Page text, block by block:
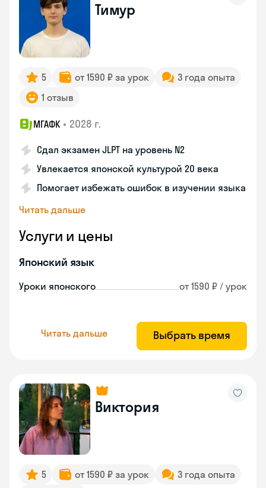
Тимур
5 от 1590 ₽ за урок
3 года опыта
1 отзыв
МГАФК • 2028 г.
Сдал экзамен JLPT на уровень N2
Увлекается японской культурой 20 века
Помогает избежать ошибок в изучении языка
Читать дальше
Услуги и цены
Японский язык
Уроки японского от 1590 ₽ / урок
Читать дальше Выбрать время
Виктория
5 от 1590 ₽ за урок
3 года опыта